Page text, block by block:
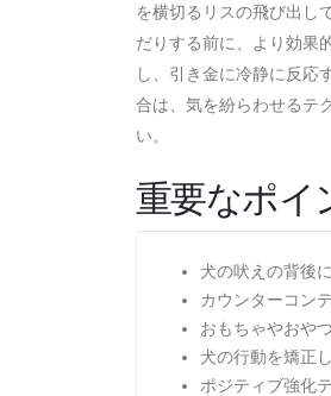
を横切るリスの飛び出し
だりする前に、より効果
し、引き金に冷静に反応
合は、気を紛らわせるテ
い。
重要なポイ
犬の吠えの背後
カウンターコン
おもちゃやおや
犬の行動を矯正
ポジティブ強化